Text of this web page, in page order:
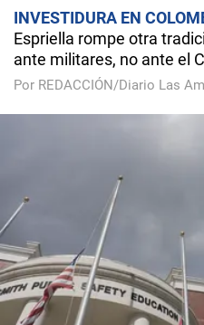
INVESTIDURA EN
Espriella rompe otra
ante militares, no ante el
Por REDACCIÓN/Diario Las